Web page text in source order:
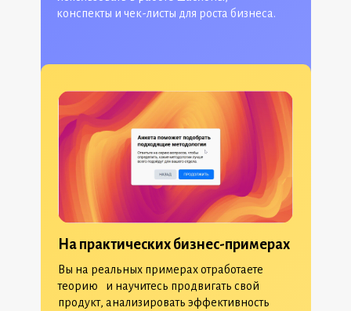
конспекты и чек-листы для роста бизнеса.
Вы на реальных примерах отработаете
теорию и научитесь продвигать свой
продукт, анализировать эффективность
На практических бизнес-примерах